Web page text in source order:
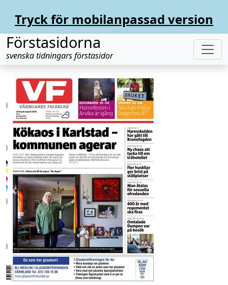
Tryck för mobilanpassad version
Förstasidorna
svenska tidningars förstasidor